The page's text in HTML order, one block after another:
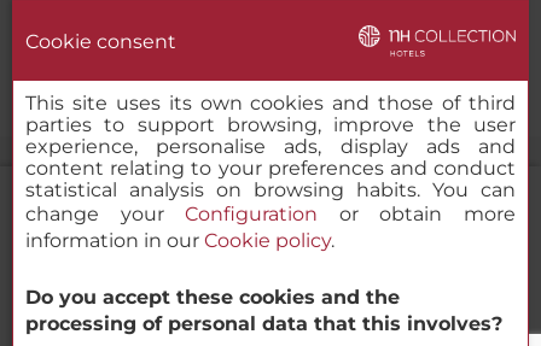
Royal
© 2000-2026 MINOR HOTELS EUROPE & AMERICAS Santa Engracia
Cookie consent
This site uses its own cookies and those of third
parties to support browsing, improve the user
experience, personalise ads, display ads and
content relating to your preferences and conduct
statistical analysis on browsing habits. You can
change yourConfiguration or obtain more
information in our Cookie policy.
Do you accept these cookies and the
processing of personal data that this involves?